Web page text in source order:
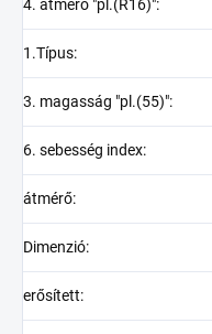
4. átmérő "pl.(R16)":
1.Típus:
3. magasság "pl.(55)":
6. sebesség index:
átmérő:
Dimenzió:
erősített: